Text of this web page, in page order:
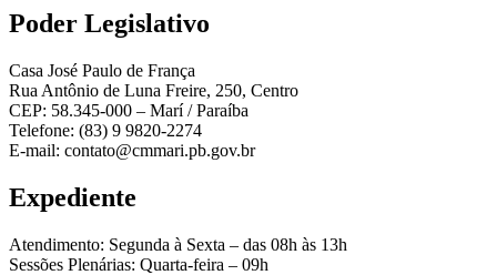
Poder Legislativo
Casa José Paulo de França
Rua Antônio de Luna Freire, 250, Centro
CEP: 58.345-000 – Marí / Paraíba
Telefone: (83) 9 9820-2274
E-mail: contato@cmmari.pb.gov.br
Expediente
Atendimento: Segunda à Sexta – das 08h às 13h
Sessões Plenárias: Quarta-feira – 09h